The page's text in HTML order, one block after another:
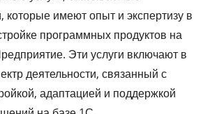
которые имеют опыт и экспертизу в
программных продуктов на
Эти услуги включают в
деятельности, связанный с
адаптацией и поддержкой